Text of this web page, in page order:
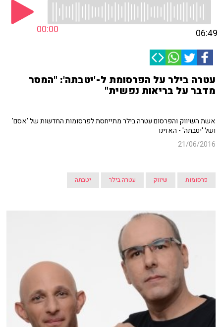
00:00 06:49
עטרה בילר על הפרסומת ל-'יטבתה': "המסר
מדבר על בריאות נפשית"
אשת השיווק והפרסום עטרה בילר מתייחסת לפרסומות החדשות של 'אסם'
ושל 'יטבתה' - האזינו
21/06/2016
פרסומות שיווק עטרה בילר יטבתה